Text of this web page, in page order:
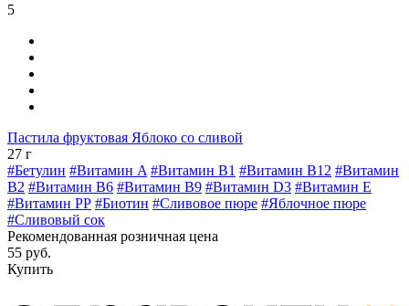
5
Пастила фруктовая Яблоко со сливой
27 г
#Бетулин #Витамин A #Витамин B1 #Витамин B12 #Витамин
B2 #Витамин B6 #Витамин B9 #Витамин D3 #Витамин E
#Витамин РР #Биотин #Сливовое пюре #Яблочное пюре
#Сливовый сок
Рекомендованная розничная цена
55 руб.
Купить